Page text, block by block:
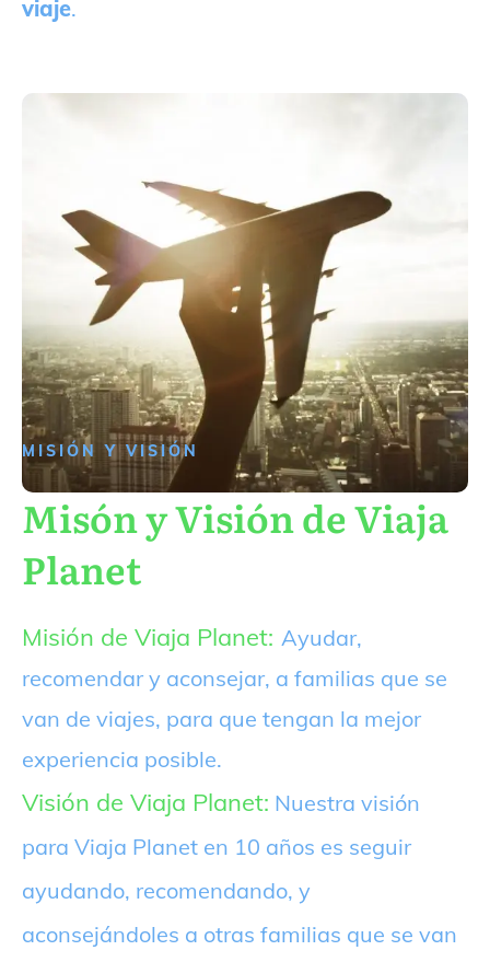
viaje.
MISIÓN Y VISIÓN
Misón y Visión de Viaja
Planet
Misión de Viaja Planet: Ayudar,
recomendar y aconsejar, a familias que se
van de viajes, para que tengan la mejor
experiencia posible.
Visión de Viaja Planet: Nuestra visión
para Viaja Planet en 10 años es seguir
ayudando, recomendando, y
aconsejándoles a otras familias que se van